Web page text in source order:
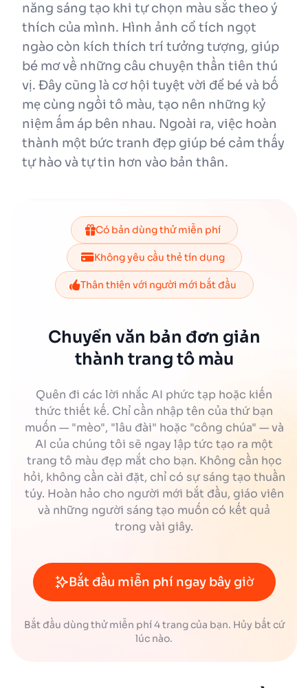
năng sáng tạo khi tự chọn màu sắc theo ý
thích của mình. Hình ảnh cổ tích ngọt
ngào còn kích thích trí tưởng tượng, giúp
bé mơ về những câu chuyện thần tiên thú
vị. Đây cũng là cơ hội tuyệt vời để bé và bố
mẹ cùng ngồi tô màu, tạo nên những kỷ
niệm ấm áp bên nhau. Ngoài ra, việc hoàn
thành một bức tranh đẹp giúp bé cảm thấy
tự hào và tự tin hơn vào bản thân.
Có bản dùng thử miễn phí
Không yêu cầu thẻ tín dụng
Thân thiện với người mới bắt đầu
Chuyển văn bản đơn giản
thành trang tô màu
Quên đi các lời nhắc AI phức tạp hoặc kiến
thức thiết kế. Chỉ cần nhập tên của thứ bạn
muốn — "mèo", "lâu đài" hoặc "công chúa" — và
AI của chúng tôi sẽ ngay lập tức tạo ra một
trang tô màu đẹp mắt cho bạn. Không cần học
hỏi, không cần cài đặt, chỉ có sự sáng tạo thuần
túy. Hoàn hảo cho người mới bắt đầu, giáo viên
và những người sáng tạo muốn có kết quả
trong vài giây.
Bắt đầu miễn phí ngay bây giờ
Bắt đầu dùng thử miễn phí 4 trang của bạn. Hủy bất cứ
lúc nào.